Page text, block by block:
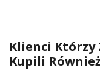
Klienci
Kupili